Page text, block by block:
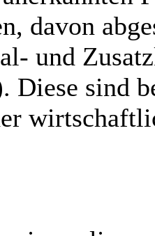
davon
und
Diese sind